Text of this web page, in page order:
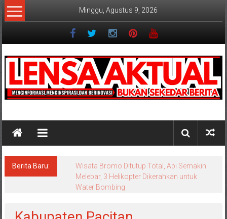
Lompat
ke
Minggu, Agustus 9, 2026
Berita Baru:
Wisata Bromo Ditutup Total, Api Semakin
Melebar, 3 Helikopter Dikerahkan untuk
Water Bombing